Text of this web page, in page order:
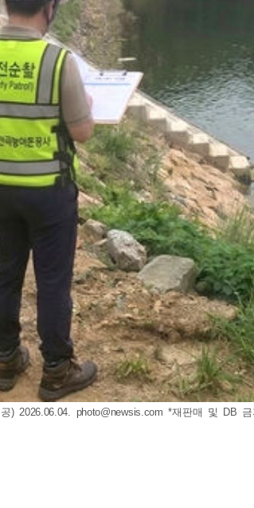
) 2026.06.04. photo@newsis.com *재판매 및 DB 금